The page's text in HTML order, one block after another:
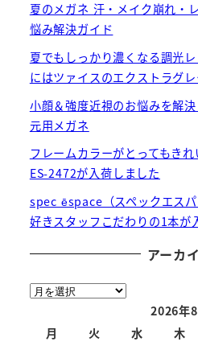
夏のメガネ 汗・メイク崩れ・
悩み解決ガイド
夏でもしっかり濃くなる調光
にはツァイスのエクストラグ
小顔＆強度近視のお悩みを解
元用メガネ
フレームカラーがとってもき
ES-2472が入荷しました
spec ēspace（スペックエス
好きスタッフこだわりの1本が
アーカ
ア
2026年
月
火 水 木